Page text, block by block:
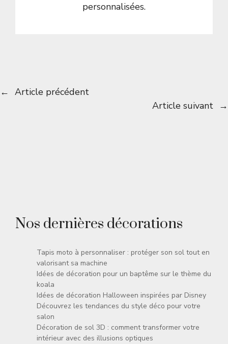
personnalisées.
← Article précédent
Article suivant →
Nos dernières décorations
Tapis moto à personnaliser : protéger son sol tout en
valorisant sa machine
Idées de décoration pour un baptême sur le thème du
koala
Idées de décoration Halloween inspirées par Disney
Découvrez les tendances du style déco pour votre
salon
Décoration de sol 3D : comment transformer votre
intérieur avec des illusions optiques